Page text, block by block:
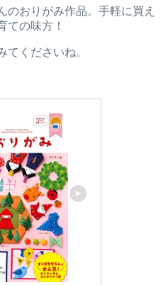
のおりがみ作品。手軽に買え
ての味方！
てくださいね。